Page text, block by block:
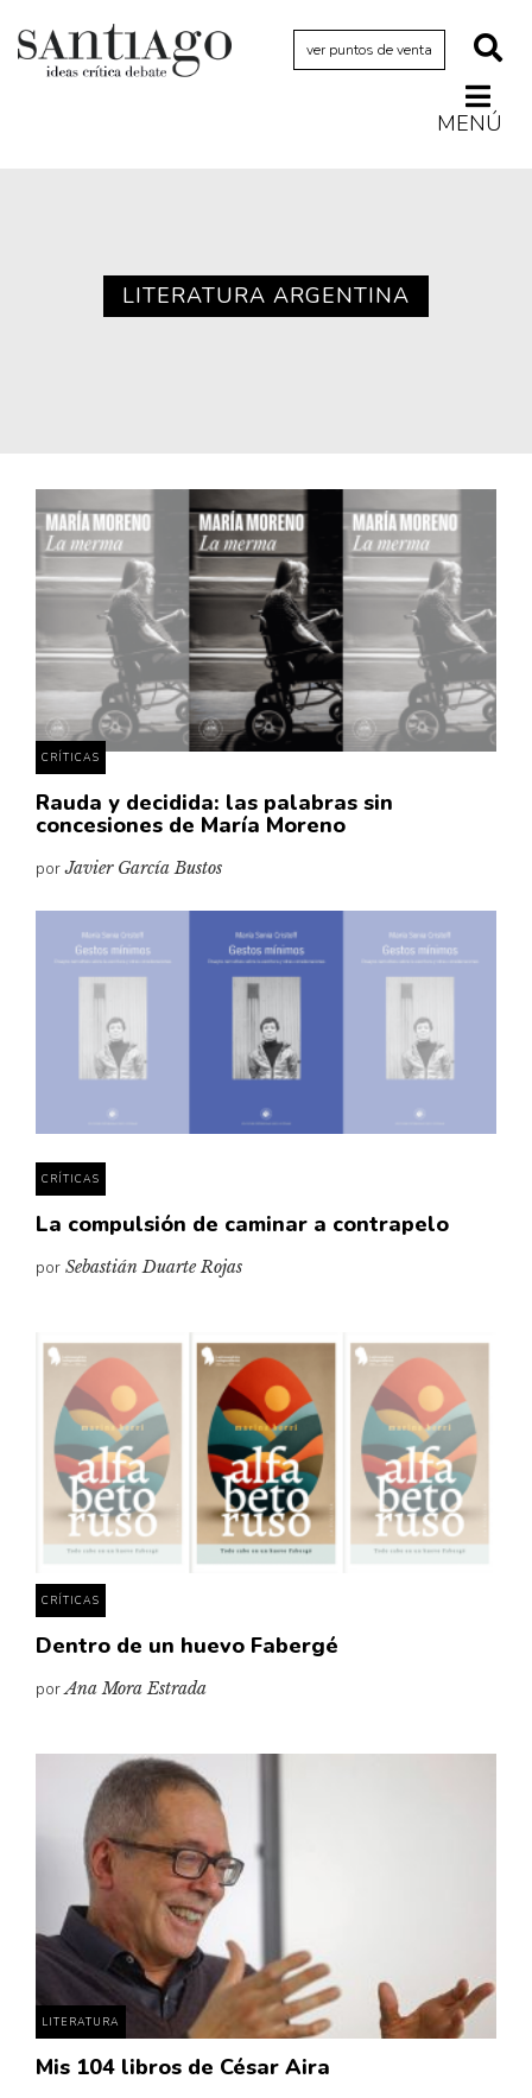
ver puntos de venta
MENÚ
Artes visuales
Cultura
Diccionario portátil de la literatura chilena
Documentos
Fragmentos
Gran reserva
Historia
Historia material de los libros
Lagunas mentales
Libros
Medioambiente
Narrativas visuales
Pensamiento
Pensamiento ilustrado
Política
Sociedad
Vidas paralelas
Voces y lecturas
LITERATURA ARGENTINA
CRÍTICAS
Rauda y decidida: las palabras sin
concesiones de María Moreno
porJavier García Bustos
CRÍTICAS
La compulsión de caminar a contrapelo
por Sebastián Duarte Rojas
CRÍTICAS
Dentro de un huevo Fabergé
porAna Mora Estrada
LITERATURA
Mis 104 libros de César Aira